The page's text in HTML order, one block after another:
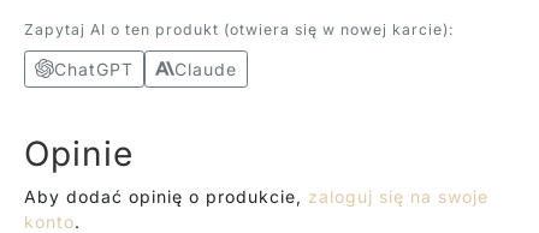
Zapytaj AI o ten produkt (otwiera się w nowej karcie):
ChatGPT Claude
Opinie
Aby dodać opinię o produkcie, zaloguj się na swoje
konto.